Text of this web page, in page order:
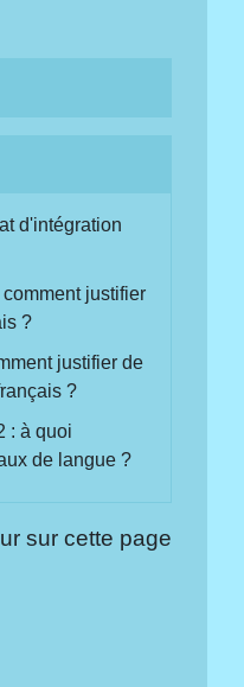
d'intégration
justifier
?
justifier de
?
: à quoi
de langue ?
sur cette page